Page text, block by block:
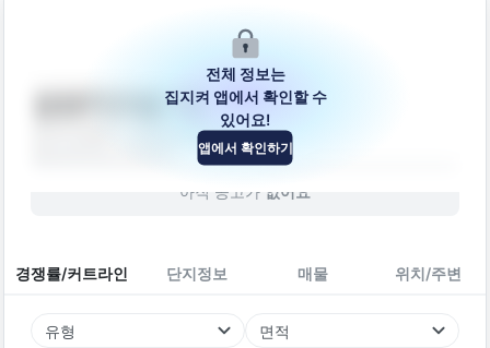
삼성지오빌C동
경기도 광주시 능평로30번길 60
아직 공고가 없어요
경쟁률/커트라인 단지정보 매물 위치/주변
유형 면적
전체 정보는
집지켜 앱에서 확인할 수
있어요!
앱에서 확인하기